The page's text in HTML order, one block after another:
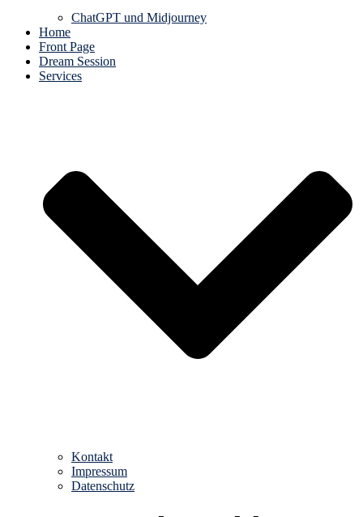
ChatGPT und Midjourney
Home
Front Page
Dream Session
Services
Kontakt
Impressum
Datenschutz